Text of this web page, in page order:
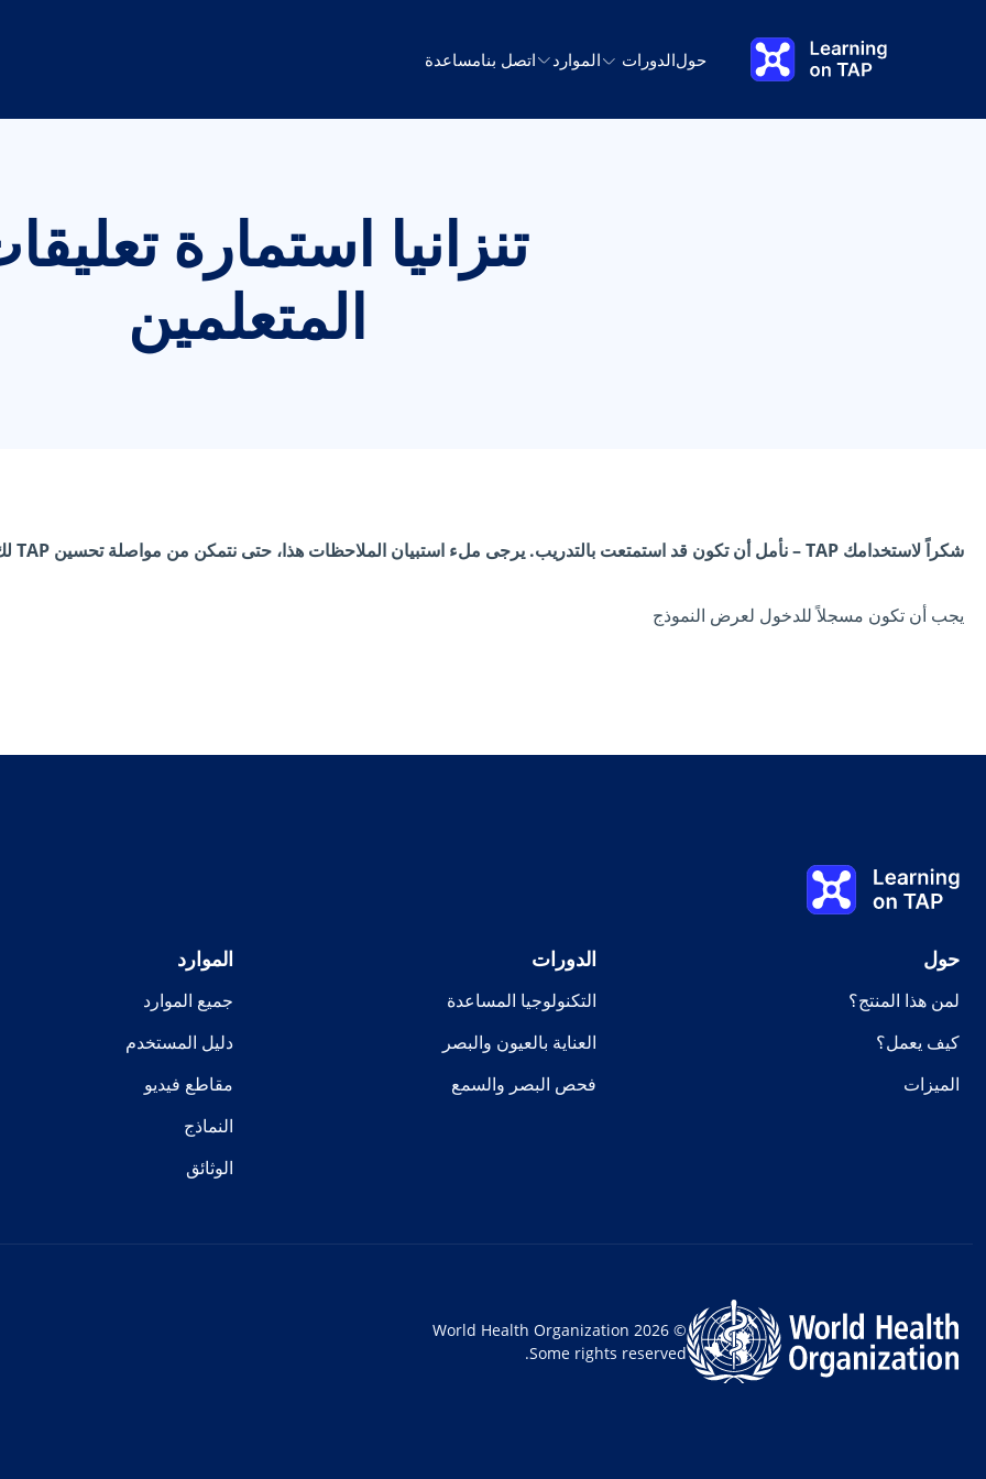
حولالدورات الموارد اتصل بنامساعدة
تنزانيا استمارة
المتعلمين
شكراً لاستخدامك TAP – نأمل أن تكون قد استمتعت بالتدريب. يرجى ملء استبيان الملاحظات هذا، حتى نتمكن من مواصلة تحسين TAP لك وللمتعلمين الآخرين.
يجب أن تكون مسجلاً للدخول لعرض النموذج
Learning on TAP الصفحة الرئيسية
حول
لمن هذا المنتج؟
كيف يعمل؟
الميزات
الدورات
التكنولوجيا المساعدة
العناية بالعيون والبصر
فحص البصر والسمع
الموارد
جميع الموارد
دليل المستخدم
مقاطع فيديو
النماذج
الوثائق
© World Health Organization 2026
Some rights reserved.